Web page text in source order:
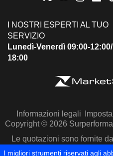
I NOSTRI ESPERTI AL TUO
SERVIZIO
Lunedì-Venerdì 09:00-
18:00
Informazioni legali
Copyright © 2026
Le quotazioni sono fornite
I migliori strumenti riservati agli